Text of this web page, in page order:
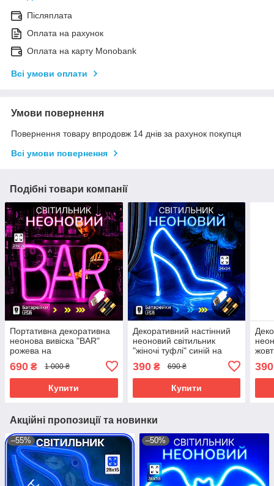
Післяплата
Оплата на рахунок
Оплата на карту Monobank
Всі умови оплати
Умови повернення
Повернення товару впродовж 14 днів за рахунок покупця
Всі умови повернення
Подібні товари компанії
Портативна декоративна
неонова вивіска "BAR"
рожева на
батарейках/USB 29*14.5*2
см
690 ₴ 1 000 ₴
Купити
Декоративний настінний
неоновий світильник
"жіночі туфлі" синій на
батарейках/USB 24*24 см
390₴ 690 ₴
Купити
см
390
Акційні пропозиції та новинки
–55% –50%